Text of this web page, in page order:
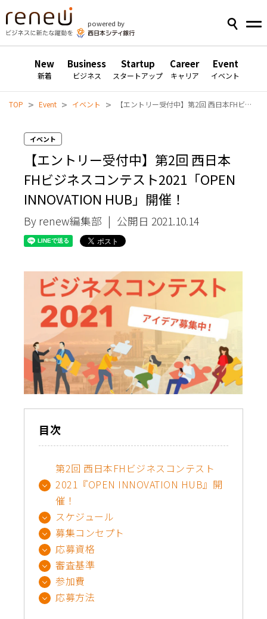
powered by
New
新着
Business
ビジネス
Startup
スタートアップ
Career
キャリア
Event
イベント
TOP > Event > イベント > 【エントリー受付中】第2回 西日本FHビジネスコンテスト2021「OPEN INNOVATION HUB」開催！
イベント
【エントリー受付中】第2回 西日本
FHビジネスコンテスト2021「OPEN
INNOVATION HUB」開催！
By renew編集部 | 公開日 2021.10.14
目次
第2回 西日本FHビジネスコンテスト
2021『OPEN INNOVATION HUB』開
催！
スケジュール
募集コンセプト
応募資格
審査基準
参加費
応募方法